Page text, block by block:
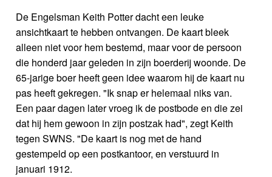
De Engelsman Keith Potter dacht een leuke
ansichtkaart te hebben ontvangen. De kaart bleek
alleen niet voor hem bestemd, maar voor de persoon
die honderd jaar geleden in zijn boerderij woonde. De
65-jarige boer heeft geen idee waarom hij de kaart nu
pas heeft gekregen. "Ik snap er helemaal niks van.
Een paar dagen later vroeg ik de postbode en die zei
dat hij hem gewoon in zijn postzak had", zegt Keith
tegen SWNS. "De kaart is nog met de hand
gestempeld op een postkantoor, en verstuurd in
januari 1912.